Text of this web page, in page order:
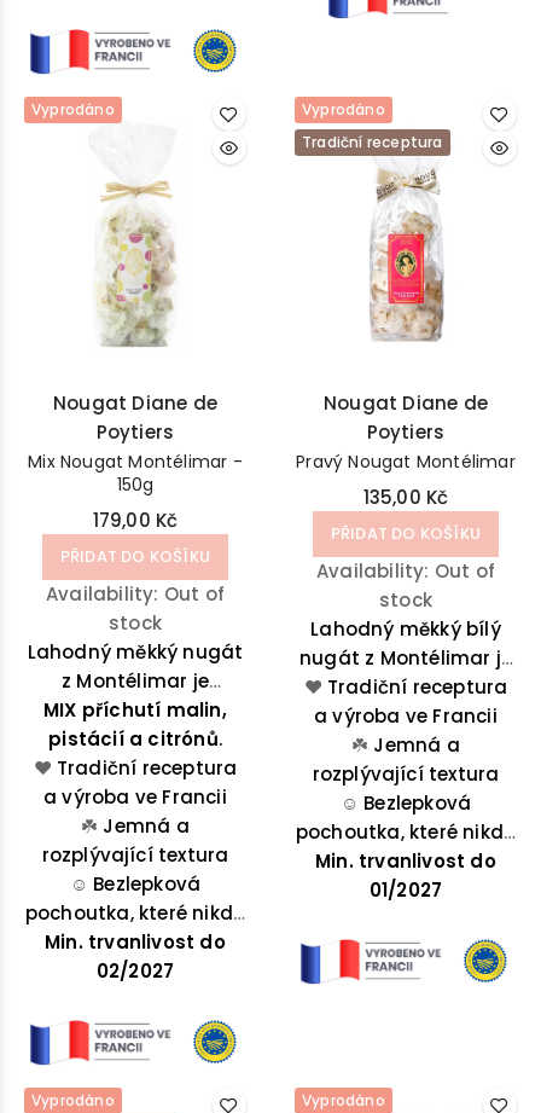
Vyprodáno
Nougat Diane de
Poytiers
Mix Nougat Montélimar -
150g
179,00 Kč
PŘIDAT DO KOŠÍKU
Availability: Out of
stock
Lahodný měkký nugát
z Montélimar je
lahodnou směsí
medu, a mandlí.
MIX příchutí malin,
pistácií a citrónů.
❤️ Tradiční receptura
a výroba ve Francii
☘️ Jemná a
rozplývající textura
☺️ Bezlepková
pochoutka, které nikdo
neodolá
Min. trvanlivost do
02/2027
Vyprodáno
Tradiční receptura
Nougat Diane de
Poytiers
Pravý Nougat Montélimar
135,00 Kč
PŘIDAT DO KOŠÍKU
Availability: Out of
stock
Lahodný měkký bílý
nugát z Montélimar je
lahodnou směsí medu
z Provence, mandlí a
pistácií.
❤️ Tradiční receptura
a výroba ve Francii
☘️ Jemná a
rozplývající textura
☺️ Bezlepková
pochoutka, které nikdo
neodolá
Min. trvanlivost do
01/2027
Vyprodáno
Vyprodáno